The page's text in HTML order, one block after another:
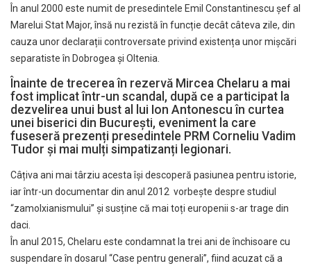
În anul 2000 este numit de presedintele Emil Constantinescu șef al
Marelui Stat Major, însă nu rezistă în funcție decât câteva zile, din
cauza unor declarații controversate privind existența unor mișcări
separatiste în Dobrogea și Oltenia.
Înainte de trecerea în rezervă Mircea Chelaru a mai
fost implicat într-un scandal, după ce a participat la
dezvelirea unui bust al lui Ion Antonescu în curtea
unei biserici din București, eveniment la care
fuseseră prezenți presedintele PRM Corneliu Vadim
Tudor și mai mulți simpatizanți legionari.
Câțiva ani mai târziu acesta își descoperă pasiunea pentru istorie,
iar într-un documentar din anul 2012 vorbește despre studiul
“zamolxianismului” și susține că mai toți europenii s-ar trage din
daci.
În anul 2015, Chelaru este condamnat la trei ani de închisoare cu
suspendare în dosarul “Case pentru generali”, fiind acuzat că a